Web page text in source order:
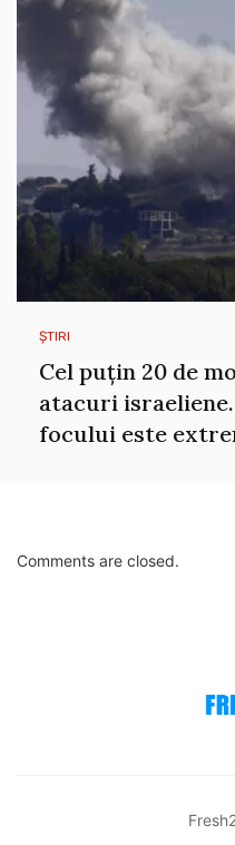
ȘTIRI
Cel puțin 20 de
atacuri
focului este
Comments are closed.